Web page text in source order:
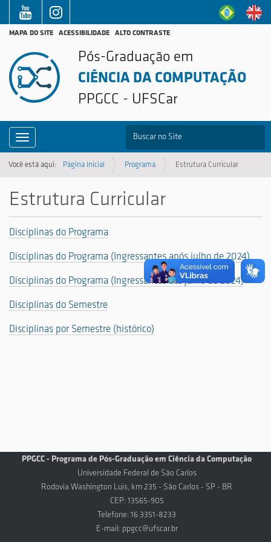
MAPA DO SITE ACESSIBILIDADE ALTO CONTRASTE
Pós-Graduação em
CIÊNCIA DA COMPUTAÇÃO
PPGCC - UFSCar
Toggle navigation
Você está aqui: Página Inicial Programa Estrutura Curricular
Estrutura Curricular
Disciplinas do Programa
Disciplinas do Programa (Ingressantes após julho de 2024)
Disciplinas do Programa (Ingressantes até julho de 2024)
Disciplinas do Semestre
Disciplinas por Semestre (histórico)
PPGCC - Programa de Pós-Graduação em Ciência da Computação
Universidade Federal de São Carlos
Rodovia Washington Luis, km 235 - São Carlos - SP - BR
CEP: 13565-905
Telefone: 16 3351-8233
E-mail: ppgcc@ufscar.br